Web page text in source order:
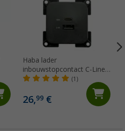
Haba lader
inbouwstopcontact C-Line
dual USB-A en USB-C 10-24
(1)
26,99€